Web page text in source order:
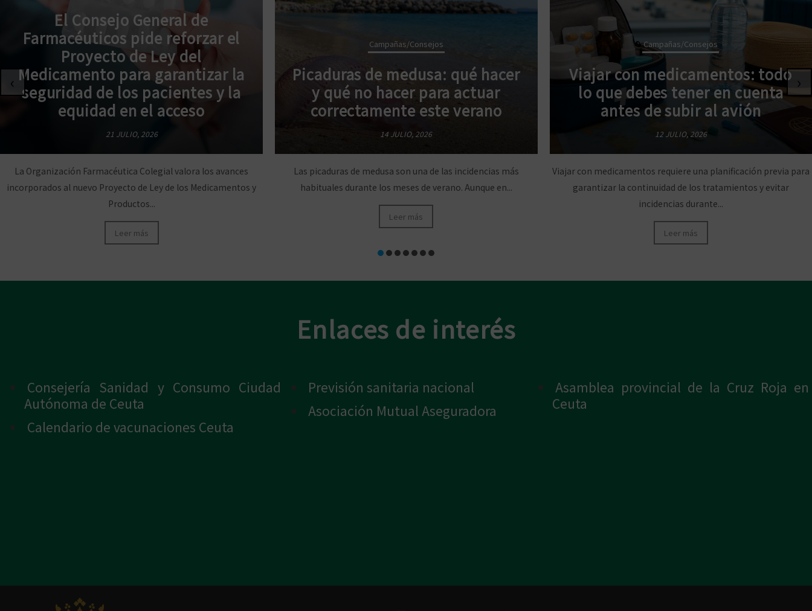
El Consejo General de
Farmacéuticos pide reforzar el
Proyecto de Ley del
Medicamento para garantizar la
seguridad de los pacientes y la
equidad en el acceso
21 JULIO, 2026
La Organización Farmacéutica Colegial valora los avances
incorporados al nuevo Proyecto de Ley de los Medicamentos y
Productos...
Leer más
Campañas/Consejos
Picaduras de medusa: qué hacer
y qué no hacer para actuar
correctamente este verano
14 JULIO, 2026
Las picaduras de medusa son una de las incidencias más
habituales durante los meses de verano. Aunque en...
Leer más
Campañas/Consejos
Viajar con medicamentos: todo
lo que debes tener en cuenta
antes de subir al avión
12 JULIO, 2026
Viajar con medicamentos requiere una planificación previa para
garantizar la continuidad de los tratamientos y evitar
incidencias durante...
Leer más
‹ ›
Enlaces de interés
Consejería Sanidad y Consumo Ciudad
Autónoma de Ceuta
Calendario de vacunaciones Ceuta
Previsión sanitaria nacional
Asociación Mutual Aseguradora
Asamblea provincial de la Cruz Roja en
Ceuta